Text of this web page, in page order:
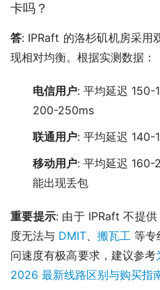
卡吗？
答: IPRaft 的洛杉矶机房采用
现相对均衡。根据实测数据：
电信用户: 平均延迟 150-
200-250ms
联通用户: 平均延迟 140-
移动用户: 平均延迟 160-
能出现丢包
重要提示: 由于 IPRaft 不提
度无法与 DMIT、 搬瓦工 等专
问速度有极高要求，建议参考
2026 最新线路区别与购买指